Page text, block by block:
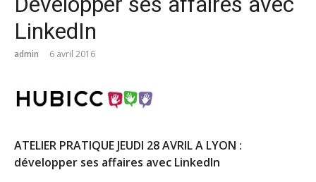
LinkedIn
admin 6 avril 2016
ATELIER PRATIQUE JEUDI 28 AVRIL A LYON :
développer ses affaires avec LinkedIn